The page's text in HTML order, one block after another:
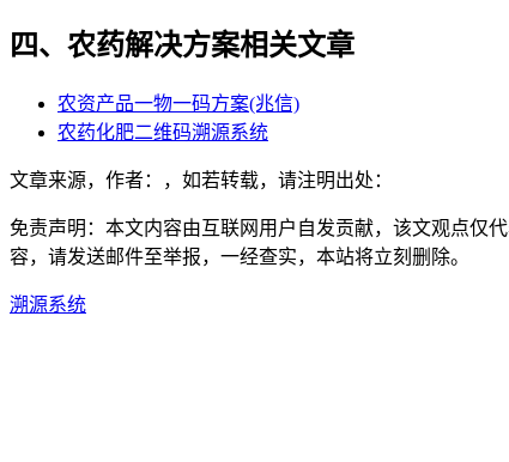
四、农药解决方案相关文章
农资产品一物一码方案(兆信)
农药化肥二维码溯源系统
文章来源，作者：，如若转载，请注明出处：
免责声明：本文内容由互联网用户自发贡献，该文观点仅
容，请发送邮件至举报，一经查实，本站将立刻删除。
溯源系统